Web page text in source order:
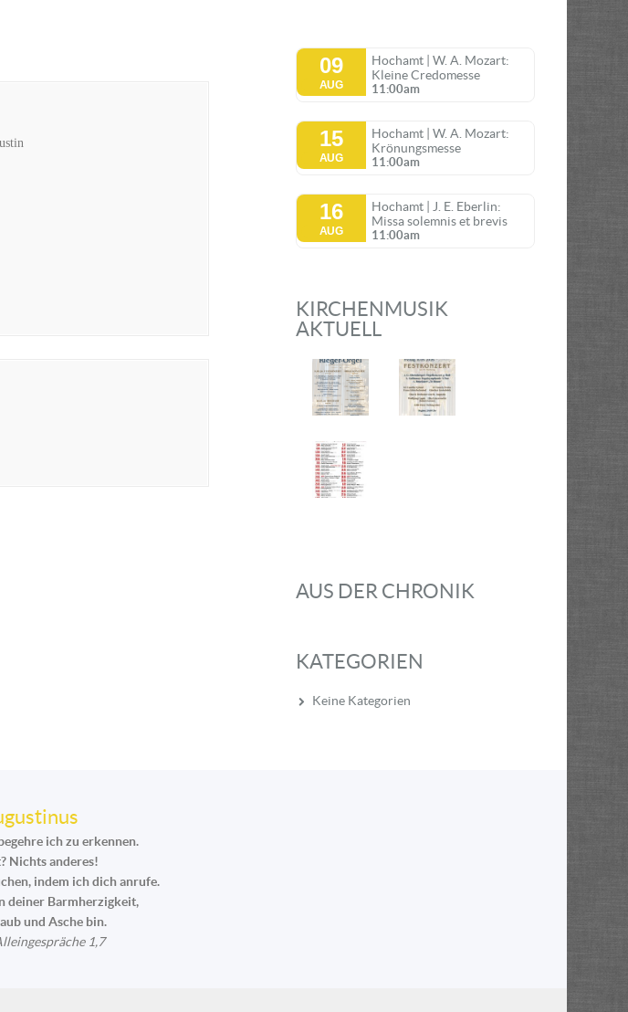
09
AUG
Hochamt | W. A. Mozart:
Kleine Credomesse
11:00am
15
AUG
Hochamt | W. A. Mozart:
Krönungsmesse
11:00am
16
AUG
Hochamt | J. E. Eberlin:
Missa solemnis et brevis
11:00am
KIRCHENMUSIK
AKTUELL
AUS DER CHRONIK
KATEGORIEN
Keine Kategorien
ich zu erkennen.
Nichts anderes!
indem ich dich anrufe.
deiner Barmherzigkeit,
und Asche bin.
1,7